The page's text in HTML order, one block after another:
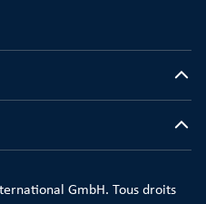
GmbH. Tous droits